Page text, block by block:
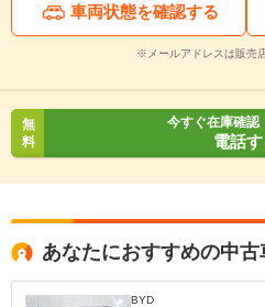
車両状態を確認する
※メールアドレスは販売
無
料
今すぐ在庫確認
電話
あなたにおすすめの中古
BYD